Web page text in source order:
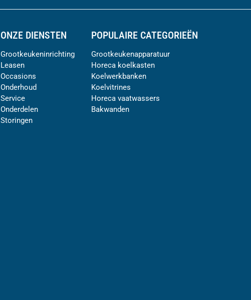
ONZE DIENSTEN
Grootkeukeninrichting
Leasen
Occasions
Onderhoud
Service
Onderdelen
Storingen
POPULAIRE CATEGORIEËN
Grootkeukenapparatuur
Horeca koelkasten
Koelwerkbanken
Koelvitrines
Horeca vaatwassers
Bakwanden